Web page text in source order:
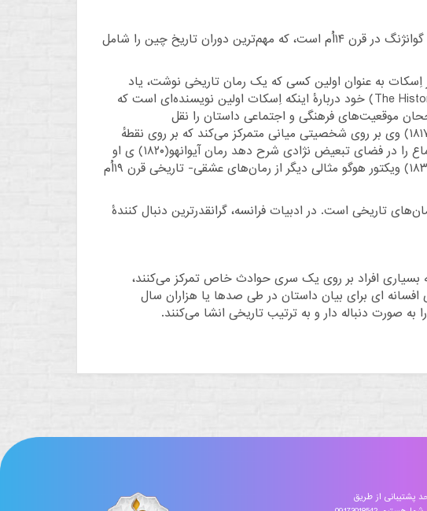
گوانژنگ در قرن ۱۴اُم است، که مهم‌ترین دوران تاریخ چین را شامل
اِسکات به عنوان اولین کسی که یک رمان تاریخی نوشت، یاد
: The Historical Novel) خود دربارهٔ اینکه اِسکات اولین نویسنده‌ای است که
موقعیت‌های فرهنگی و اجتماعی داستان را نقل
(۱۸۱۷) وی بر روی شخصیتی میانی متمرکز می‌کند که بر روی نقطهٔ
را در فضایتبعیض نژادی شرح دهد رمانآیوانهو
(۱۸۲۰) ی او
ویکتور هوگو
مثالی دیگر از رمان‌های عشقی- تاریخی قرن ۱۹اُم
تاریخی است. در ادبیات فرانسه، گرانقدرترین دنبال کنندهٔ
بسیاری افراد بر روی یک سری حوادث خاص تمرکز می‌کنند،
ای برای بیان داستان در طی صدها یا هزاران سال
به صورت دنباله دار و به ترتیب تاریخی انشا می‌کنند.
پشتیبانی از طریق